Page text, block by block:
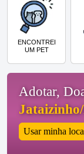
ENCONTREI
UM PET
Adotar,
Usar minha